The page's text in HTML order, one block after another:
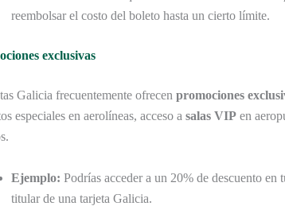
reembolsar el costo del boleto hasta un cierto límite.
exclusivas
Galicia frecuentemente ofrecen promociones
especiales en aerolíneas, acceso a salas VIP en
Ejemplo: Podrías acceder a un 20% de descuento
titular de una tarjeta Galicia.